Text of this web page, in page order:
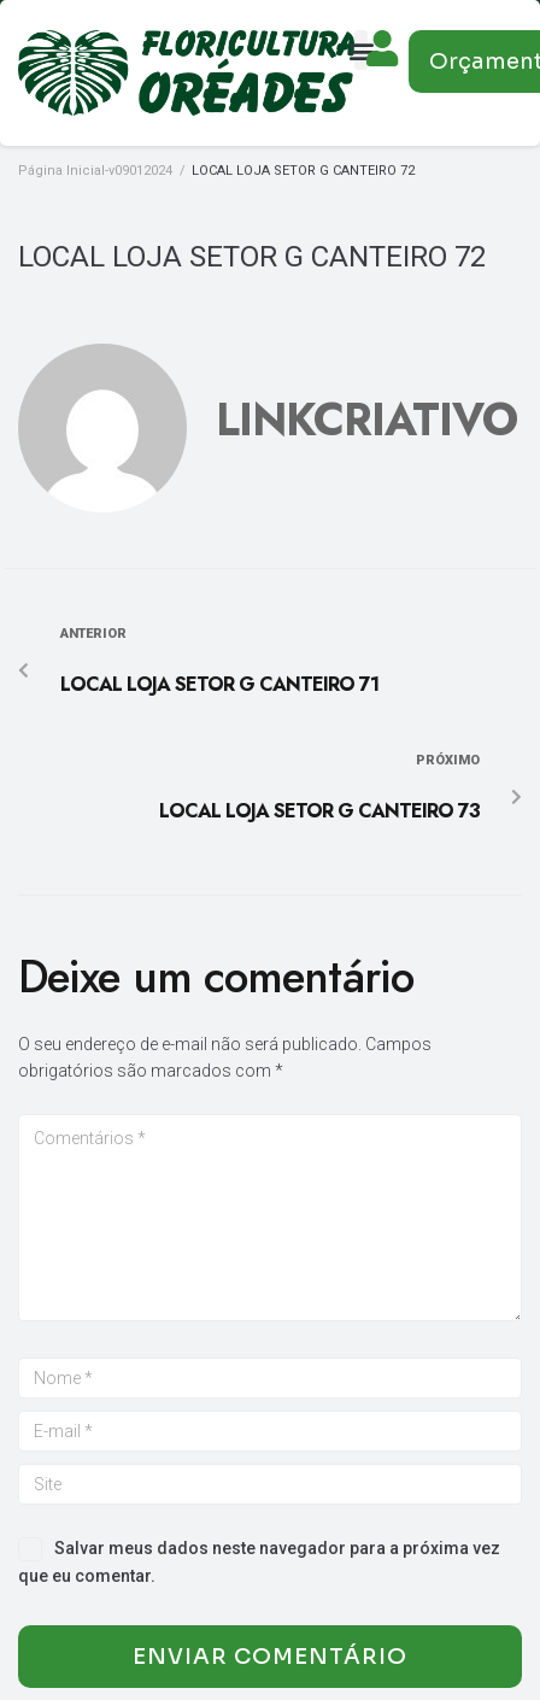
Página Inicial-v09012024 / LOCAL LOJA SETOR G CANTEIRO 72
LOCAL LOJA SETOR G CANTEIRO 72
LINKCRIATIVO
ANTERIOR
LOCAL LOJA SETOR G CANTEIRO 71
PRÓXIMO
LOCAL LOJA SETOR G CANTEIRO 73
Deixe um comentário
O seu endereço de e-mail não será publicado. Campos
obrigatórios são marcados com *
Salvar meus dados neste navegador para a próxima vez
que eu comentar.